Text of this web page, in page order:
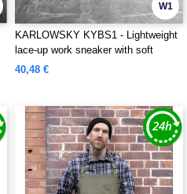
W1
KARLOWSKY KYBS1 - Lightweight
lace-up work sneaker with soft
outsole for ladies and men
40,48 €